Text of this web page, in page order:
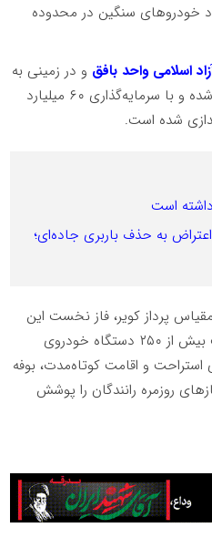
خودروهای سنگین در محدوده
اسلامی واحد بافق و در زمینی به
مساحت ۵۵ هزار مترمربع احداث شده و با سرمایه‌گذاری ۶۰ میلیارد
شده است.
به حذف باربری جاده‌ای؛
پرداز کویر، فاز نخست این
مجموعه شامل پارکینگ با ظرفیت بیش از ۲۵۰ دستگاه خودروی
استراحت و اقامت کوتاه‌مدت، بوفه
روزمره رانندگان را پوشش